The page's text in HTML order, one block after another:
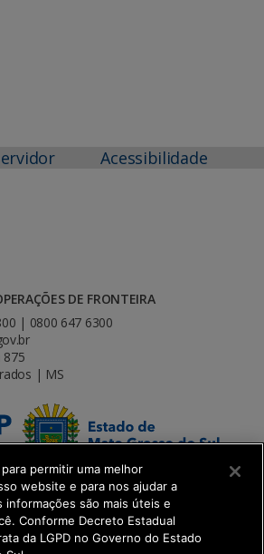
Acessibilidade
DE FRONTEIRA
| 0800 647 6300
875
| MS
permitir uma melhor
website e para nos ajudar a
informações são mais úteis e
Conforme Decreto Estadual
da LGPD no Governo do Estado